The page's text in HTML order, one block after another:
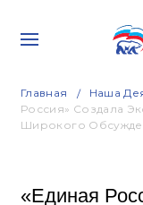
Главная Наша
Россия» Создала
Широкого
«Единая